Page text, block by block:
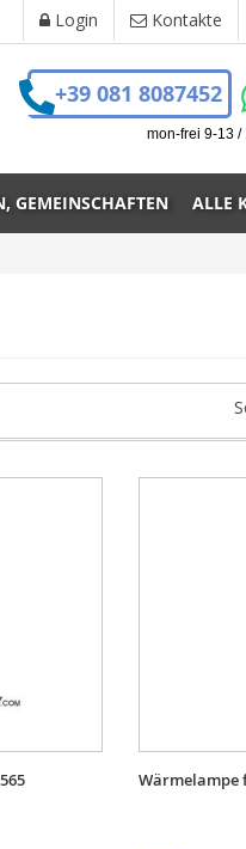
Login Kontakte
+39 081 8087452
mon-frei 9-13 /
GEMEINSCHAFTEN ALLE
Wärmelampe